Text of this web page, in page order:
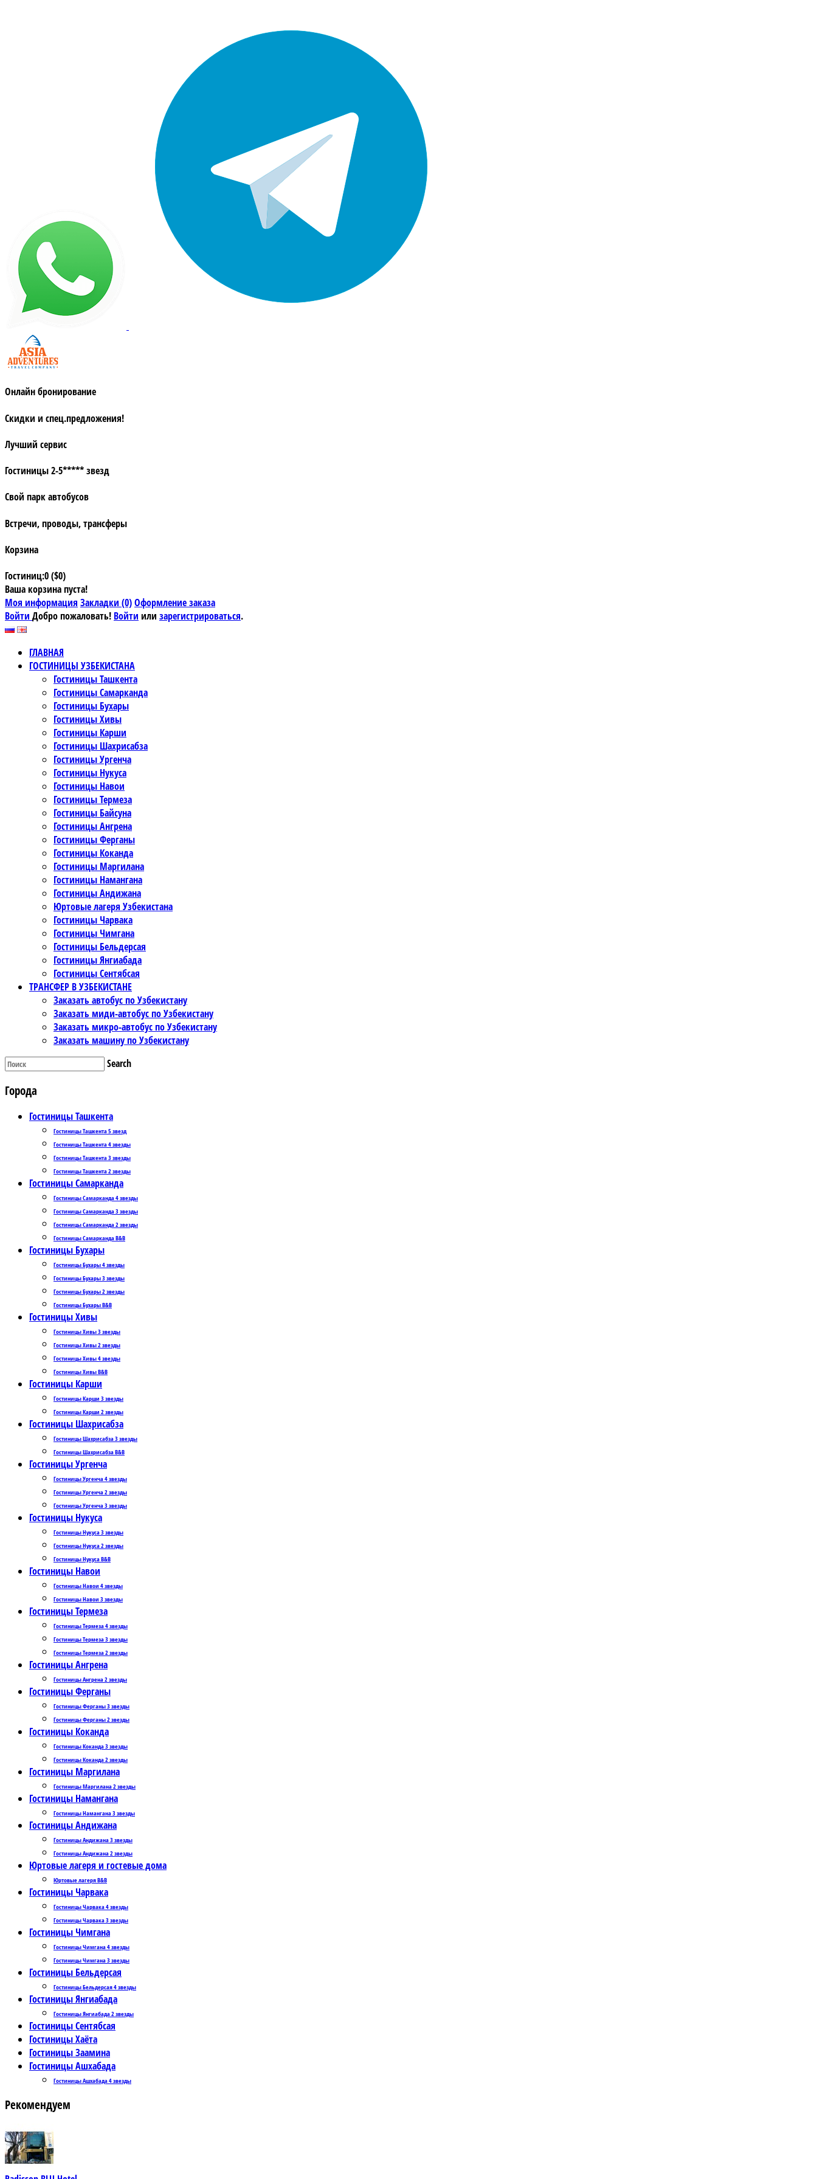
Онлайн бронирование
Скидки и спец.предложения!
Лучший сервис
Гостиницы 2-5***** звезд
Свой парк автобусов
Встречи, проводы, трансферы
Корзина
Гостиниц:0 ($0)
Ваша корзина пуста!
Моя информация Закладки (0)Оформление заказа
Войти Добро пожаловать! Войти или зарегистрироваться.
ГЛАВНАЯ
ГОСТИНИЦЫ УЗБЕКИСТАНА
Гостиницы Ташкента
Гостиницы Самарканда
Гостиницы Бухары
Гостиницы Хивы
Гостиницы Карши
Гостиницы Шахрисабза
Гостиницы Ургенча
Гостиницы Нукуса
Гостиницы Навои
Гостиницы Термеза
Гостиницы Байсуна
Гостиницы Ангрена
Гостиницы Ферганы
Гостиницы Коканда
Гостиницы Маргилана
Гостиницы Намангана
Гостиницы Андижана
Юртовые лагеря Узбекистана
Гостиницы Чарвака
Гостиницы Чимгана
Гостиницы Бельдерсая
Гостиницы Янгиабада
Гостиницы Сентябсая
ТРАНСФЕР В УЗБЕКИСТАНЕ
Заказать автобус по Узбекистану
Заказать миди-автобус по Узбекистану
Заказать микро-автобус по Узбекистану
Заказать машину по Узбекистану
Search
Города
Гостиницы Ташкента
Гостиницы Ташкента 5 звезд
Гостиницы Ташкента 4 звезды
Гостиницы Ташкента 3 звезды
Гостиницы Ташкента 2 звезды
Гостиницы Самарканда
Гостиницы Самарканда 4 звезды
Гостиницы Самарканда 3 звезды
Гостиницы Самарканда 2 звезды
Гостиницы Самарканда B&B
Гостиницы Бухары
Гостиницы Бухары 4 звезды
Гостиницы Бухары 3 звезды
Гостиницы Бухары 2 звезды
Гостиницы Бухары B&B
Гостиницы Хивы
Гостиницы Хивы 3 звезды
Гостиницы Хивы 2 звезды
Гостиницы Хивы 4 звезды
Гостиницы Хивы B&B
Гостиницы Карши
Гостиницы Карши 3 звезды
Гостиницы Карши 2 звезды
Гостиницы Шахрисабза
Гостиницы Шахрисабза 3 звезды
Гостиницы Шахрисабза B&B
Гостиницы Ургенча
Гостиницы Ургенча 4 звезды
Гостиницы Ургенча 2 звезды
Гостиницы Ургенча 3 звезды
Гостиницы Нукуса
Гостиницы Нукуса 3 звезды
Гостиницы Нукуса 2 звезды
Гостиницы Нукуса B&B
Гостиницы Навои
Гостиницы Навои 4 звезды
Гостиницы Навои 3 звезды
Гостиницы Термеза
Гостиницы Термеза 4 звезды
Гостиницы Термеза 3 звезды
Гостиницы Термеза 2 звезды
Гостиницы Ангрена
Гостиницы Ангрена 2 звезды
Гостиницы Ферганы
Гостиницы Ферганы 3 звезды
Гостиницы Ферганы 2 звезды
Гостиницы Коканда
Гостиницы Коканда 3 звезды
Гостиницы Коканда 2 звезды
Гостиницы Маргилана
Гостиницы Маргилана 2 звезды
Гостиницы Намангана
Гостиницы Намангана 3 звезды
Гостиницы Андижана
Гостиницы Андижана 3 звезды
Гостиницы Андижана 2 звезды
Юртовые лагеря и гостевые дома
Юртовые лагеря B&B
Гостиницы Чарвака
Гостиницы Чарвака 4 звезды
Гостиницы Чарвака 3 звезды
Гостиницы Чимгана
Гостиницы Чимгана 4 звезды
Гостиницы Чимгана 3 звезды
Гостиницы Бельдерсая
Гостиницы Бельдерсая 4 звезды
Гостиницы Янгиабада
Гостиницы Янгиабада 2 звезды
Гостиницы Сентябсая
Гостиницы Хаёта
Гостиницы Заамина
Гостиницы Ашхабада
Гостиницы Ашхабада 4 звезды
Рекомендуем